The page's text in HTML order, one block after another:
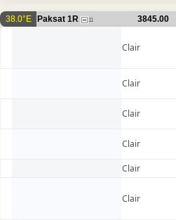
38.0°E Paksat 1R 11 3845.00
Clair
Clair
Clair
Clair
Clair
Clair